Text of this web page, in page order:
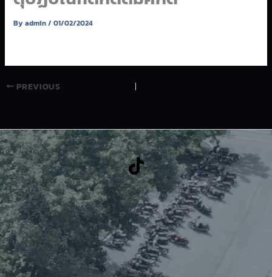
Byadmin/01/02/2024
PREVIOUS